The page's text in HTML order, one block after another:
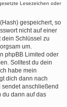
Lesezeichen oder
gespeichert, so
nicht auf einer
Schlüssel zu
um.
phpBB Limited oder
Solltest du dein
habe mein
dich dann nach
anschließend
du dann auf das